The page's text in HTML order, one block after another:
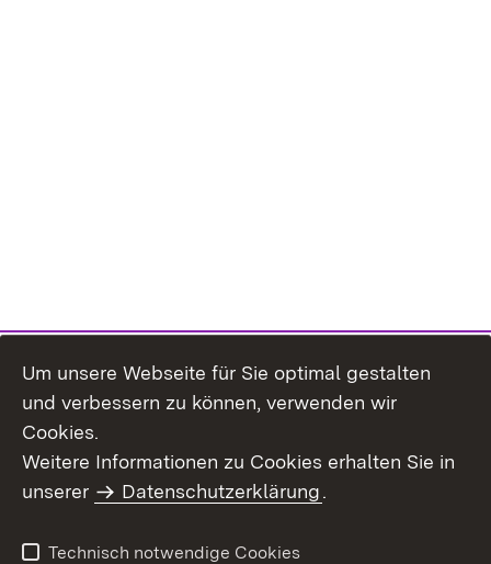
Um unsere Webseite für Sie optimal gestalten
und verbessern zu können, verwenden wir
Cookies.
Weitere Informationen zu Cookies erhalten Sie in
unserer
Datenschutzerklärung.
Technisch notwendige Cookies